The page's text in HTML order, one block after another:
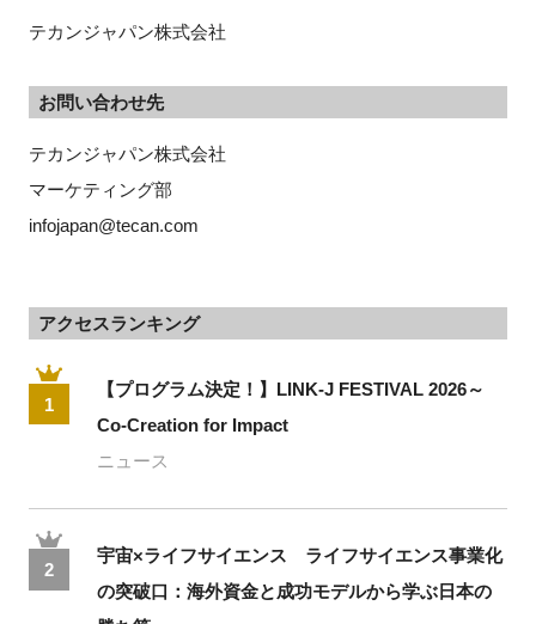
テカンジャパン株式会社
お問い合わせ先
テカンジャパン株式会社
マーケティング部
infojapan@tecan.com
アクセスランキング
1
【プログラム決定！】LINK-J FESTIVAL 2026～
Co-Creation for Impact
ニュース
2
宇宙×ライフサイエンス ライフサイエンス事業化
の突破口：海外資金と成功モデルから学ぶ日本の